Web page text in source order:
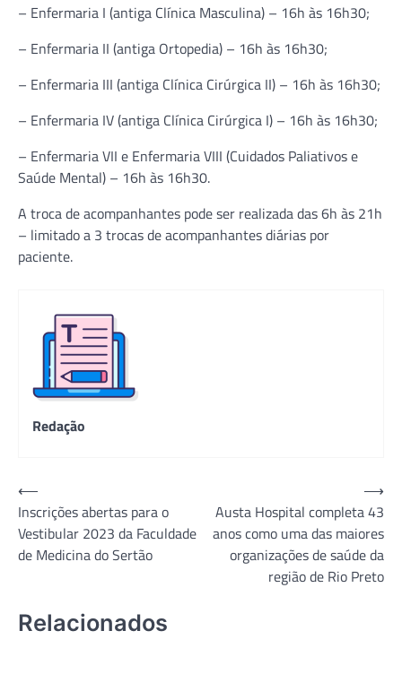
– Enfermaria I (antiga Clínica Masculina) – 16h às 16h30;
– Enfermaria II (antiga Ortopedia) – 16h às 16h30;
– Enfermaria III (antiga Clínica Cirúrgica II) – 16h às 16h30;
– Enfermaria IV (antiga Clínica Cirúrgica I) – 16h às 16h30;
– Enfermaria VII e Enfermaria VIII (Cuidados Paliativos e
Saúde Mental) – 16h às 16h30.
A troca de acompanhantes pode ser realizada das 6h às 21h
– limitado a 3 trocas de acompanhantes diárias por
paciente.
Redação
Navegação
de
Post
⟵
Inscrições abertas para o
Vestibular 2023 da Faculdade
de Medicina do Sertão
Austa Hospital completa 43
anos como uma das maiores
organizações de saúde da
região de Rio Preto
⟶
Relacionados